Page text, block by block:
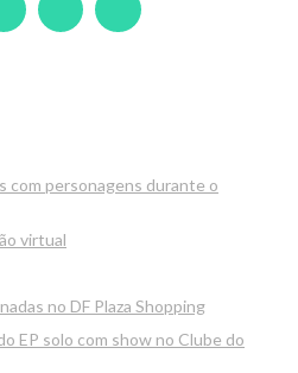
com personagens durante o
virtual
no DF Plaza Shopping
EP solo com show no Clube do